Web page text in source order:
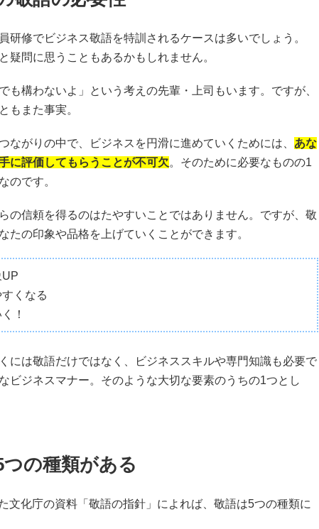
研修でビジネス敬語を特訓されるケースは多いでしょう。
疑問に思うこともあるかもしれません。
も構わないよ」という考えの先輩・上司もいます。ですが、
もまた事実。
ながりの中で、ビジネスを円滑に進めていくためには、 あな
に評価してもらうことが不可欠。そのために必要なものの1
のです。
の信頼を得るのはたやすいことではありません。ですが、敬
たの印象や品格を上げていくことができます。
くなる
！
には敬語だけではなく、ビジネススキルや専門知識も必要で
ビジネスマナー。そのような大切な要素のうちの1つとし
の種類がある
文化庁の資料「敬語の指針」によれば、敬語は5つの種類に